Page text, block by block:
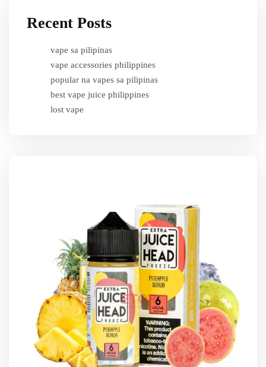
Recent Posts
vape sa pilipinas
vape accessories philippines
popular na vapes sa pilipinas
best vape juice philippines
lost vape